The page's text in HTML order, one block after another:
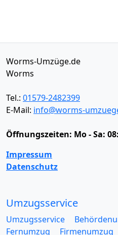
Worms-Umzüge.de
Worms
Tel.: 01579-2482399
E-Mail: info@worms-
Öffnungszeiten: Mo - Sa:
Impressum
Datenschutz
Umzugsservice
Umzugsservice
Fernumzug
Firmenumzug